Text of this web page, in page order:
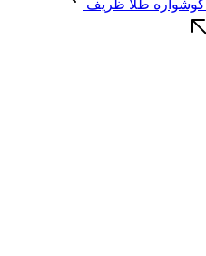
گوشواره طلا ظریف